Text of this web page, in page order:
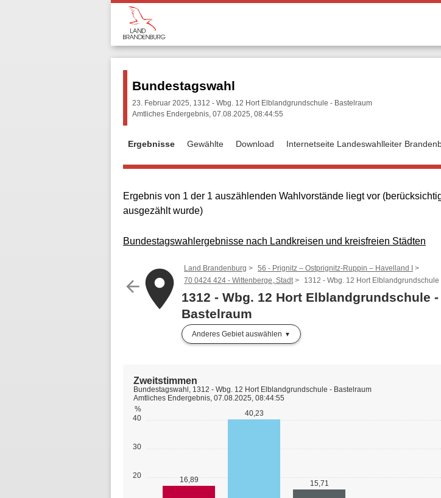
Bundestagswahl
23. Februar 2025, 1312 - Wbg. 12 Hort Elblandgrundschule - Bastelraum
Amtliches Endergebnis, 07.08.2025, 08:44:55
Ergebnisse Gewählte Download Internetseite Landeswahlleiter
Ergebnis von 1 der 1 auszählenden Wahlvorstände liegt vor
ausgezählt wurde)
Bundestagswahlergebnisse nach Landkreisen und kreisfreien Städten
arrow_backplaceLand Brandenburg
56 - Prignitz – Ostprignitz-Ruppin – Havelland I
70 0424 424 - Wittenberge, Stadt
1312 - Wbg. 12 Hort
1312 - Wbg. 12 Hort Elblandgrundschule -
Bastelraum
Anderes Gebiet auswählen
20
30
40
%
16,89
40,23
15,71
Zweitstimmen
Bundestagswahl, 1312 - Wbg. 12 Hort Elblandgrundschule - Bastelraum
Amtliches Endergebnis, 07.08.2025, 08:44:55